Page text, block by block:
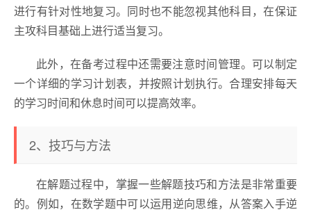
进行有针对性地复习。同时也不能忽视其他科目，在保证
主攻科目基础上进行适当复习。
此外，在备考过程中还需要注意时间管理。可以制定
一个详细的学习计划表，并按照计划执行。合理安排每天
的学习时间和休息时间可以提高效率。
2、技巧与方法
在解题过程中，掌握一些解题技巧和方法是非常重要
的。例如，在数学题中可以运用逆向思维，从答案入手逆